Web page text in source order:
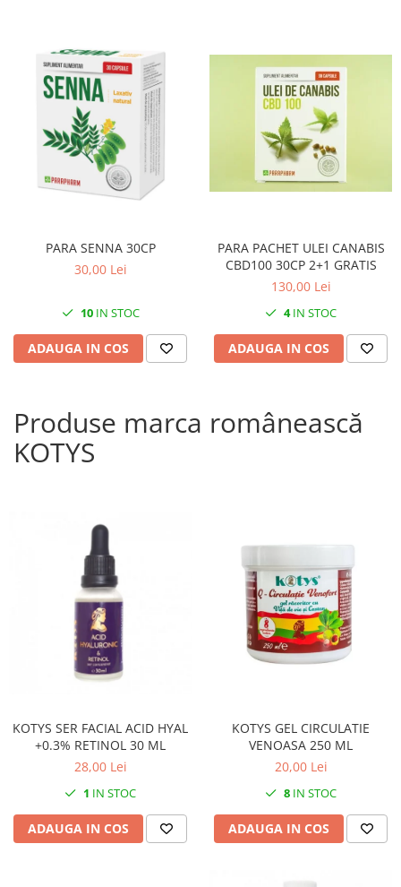
PARA SENNA 30CP
30,00 Lei
10IN STOC
ADAUGA IN COS
PARA PACHET ULEI CANABIS
CBD100 30CP 2+1 GRATIS
130,00 Lei
4IN STOC
ADAUGA IN COS
Produse marca românească
KOTYS
KOTYS SER FACIAL ACID HYAL
+0.3% RETINOL 30 ML
28,00 Lei
1 IN STOC
ADAUGA IN COS
KOTYS GEL CIRCULATIE
VENOASA 250 ML
20,00 Lei
8 IN STOC
ADAUGA IN COS